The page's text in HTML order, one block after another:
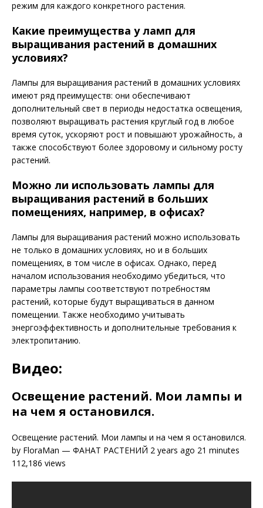
режим для каждого конкретного растения.
Какие преимущества у ламп для
выращивания растений в домашних
условиях?
Лампы для выращивания растений в домашних условиях
имеют ряд преимуществ: они обеспечивают
дополнительный свет в периоды недостатка освещения,
позволяют выращивать растения круглый год в любое
время суток, ускоряют рост и повышают урожайность, а
также способствуют более здоровому и сильному росту
растений.
Можно ли использовать лампы для
выращивания растений в больших
помещениях, например, в офисах?
Лампы для выращивания растений можно использовать
не только в домашних условиях, но и в больших
помещениях, в том числе в офисах. Однако, перед
началом использования необходимо убедиться, что
параметры лампы соответствуют потребностям
растений, которые будут выращиваться в данном
помещении. Также необходимо учитывать
энергоэффективность и дополнительные требования к
электропитанию.
Видео:
Освещение растений. Мои лампы и
на чем я остановился.
Освещение растений. Мои лампы и на чем я остановился.
by FloraMan — ФАНАТ РАСТЕНИЙ 2 years ago 21 minutes
112,186 views